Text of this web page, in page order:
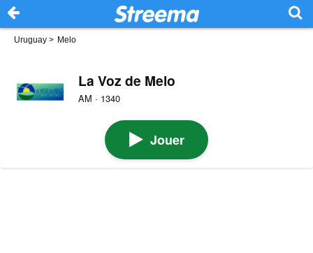
Uruguay > Melo
La Voz de Melo
AM · 1340
Jouer